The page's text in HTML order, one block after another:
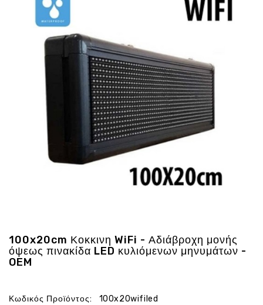
Εξοπλισμός
Τεχνολογία
Φωτοβολταικά-
LED
Προσφορες
100x20cm Κοκκινη WiFi - Αδιάβροχη μονής
όψεως πινακίδα LED κυλιόμενων μηνυμάτων -
OEM
Κωδικός Προϊόντος:
100x20wifiled